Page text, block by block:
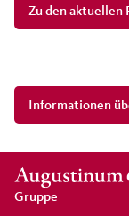
Zu den aktuellen
Informationen
Gruppe